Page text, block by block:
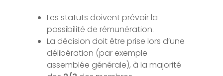
Les statuts doivent prévoir la
possibilité de rémunération.
La décision doit être prise lors d’une
délibération (par exemple
assemblée générale), à la majorité